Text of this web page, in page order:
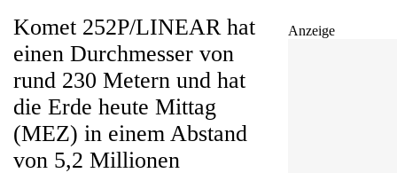
Anzeige
Komet 252P/LINEAR hat
einen Durchmesser von
rund 230 Metern und hat
die Erde heute Mittag
(MEZ) in einem Abstand
von 5,2 Millionen